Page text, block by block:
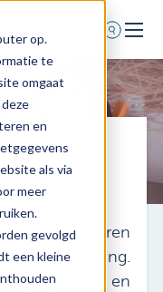
op.
te
omgaat
en
als via
meer
gevolgd
een kleine
een ervaren
bij Sibbing.
projecten en